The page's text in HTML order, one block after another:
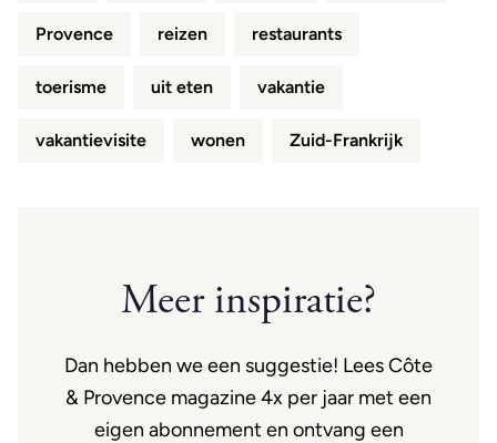
Provence reizen restaurants
toerisme uit eten vakantie
vakantievisite wonen Zuid-Frankrijk
Meer inspiratie?
Dan hebben we een suggestie! Lees Côte
& Provence magazine 4x per jaar met een
eigen abonnement en ontvang een